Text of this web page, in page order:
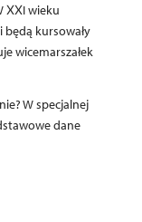
XXI wieku
będą kursowały
wicemarszałek
W specjalnej
dane